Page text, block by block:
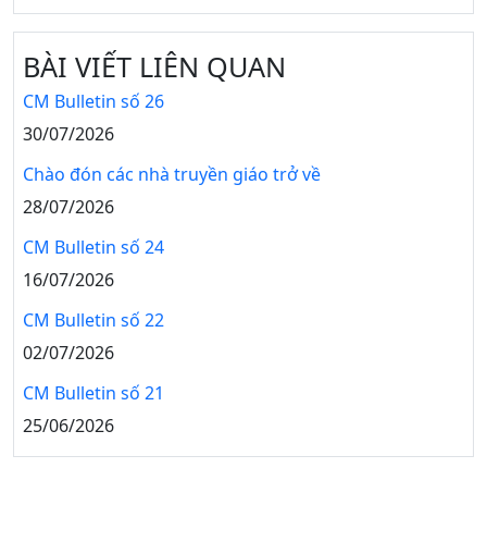
BÀI VIẾT LIÊN QUAN
CM Bulletin số 26
30/07/2026
Chào đón các nhà truyền giáo trở về
28/07/2026
CM Bulletin số 24
16/07/2026
CM Bulletin số 22
02/07/2026
CM Bulletin số 21
25/06/2026